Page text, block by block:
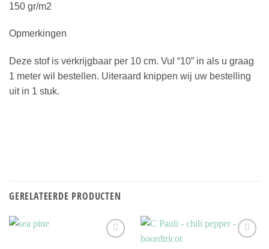
150 gr/m2
Opmerkingen
Deze stof is verkrijgbaar per 10 cm. Vul “10” in als u graag
1 meter wil bestellen. Uiteraard knippen wij uw bestelling
uit in 1 stuk.
GERELATEERDE PRODUCTEN